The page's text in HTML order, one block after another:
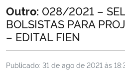
Ministério da Agricultura, Pecuária e
Ministério da Educação
Início do conteúdo
Outro: 028/2021 –
BOLSISTAS PARA
– EDITAL FIEN
Publicado: 31 de ago de 2021 às